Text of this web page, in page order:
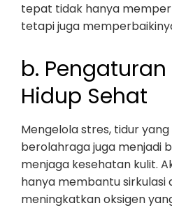
tepat tidak hanya
tetapi juga
b.
Hidup Sehat
Mengelola stres, tidur
berolahraga juga menjadi
menjaga kesehatan kulit.
hanya membantu sirkulasi
meningkatkan oksigen